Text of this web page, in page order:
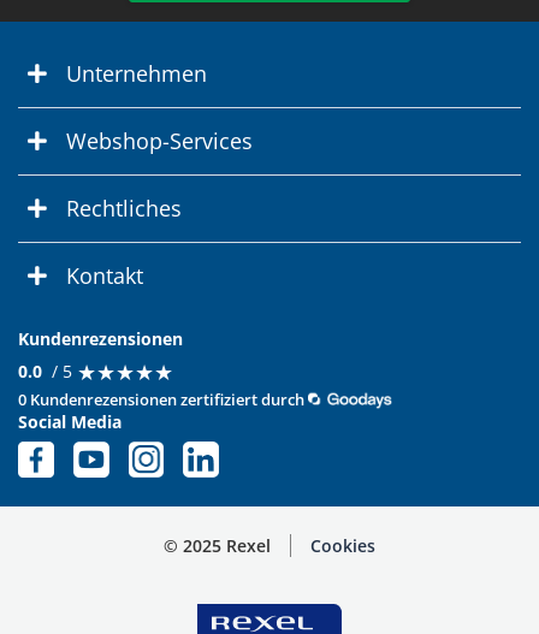
Unternehmen
Webshop-Services
Rechtliches
Kontakt
Kundenrezensionen
0.0 / 5 ★★★★★
★★★★★
0 Kundenrezensionen zertifiziert durch
Social Media
© 2025 Rexel Cookies